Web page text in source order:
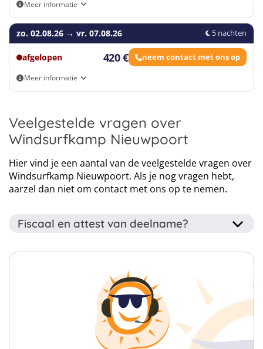
Leaflet| Map data ©OpenStreetMapcontributors
Click map to enable scroll zoom
Meer informatie
Eigen vervoer
zo. 02.08.26 → vr. 07.08.26 5 nachten
afgelopen 420 € neem contact met ons op
Meer informatie
Veelgestelde vragen over
Windsurfkamp Nieuwpoort
Hier vind je een aantal van de veelgestelde vragen over
Windsurfkamp Nieuwpoort. Als je nog vragen hebt,
aarzel dan niet om contact met ons op te nemen.
Fiscaal en attest van deelname?
Dit kamp wordt georganiseerd door een erkende
jeugdorganisatie dus na afloop krijg je een attest van
deelname. Ook ontvang je een fiscaal attest wanneer je
gedurende het kamp jonger dan 14 bent. Deze attesten
kan je onder andere gebruiken voor terugbetaling van